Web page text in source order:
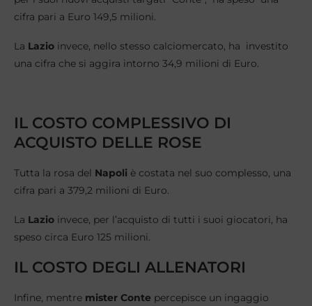
cifra pari a Euro 149,5 milioni.
La Lazio invece, nello stesso calciomercato, ha investito
una cifra che si aggira intorno 34,9 milioni di Euro.
IL COSTO COMPLESSIVO DI
ACQUISTO DELLE ROSE
Tutta la rosa del Napoli è costata nel suo complesso, una
cifra pari a 379,2 milioni di Euro.
La Lazio invece, per l’acquisto di tutti i suoi giocatori, ha
speso circa Euro 125 milioni.
IL COSTO DEGLI ALLENATORI
Infine, mentre mister Conte percepisce un ingaggio